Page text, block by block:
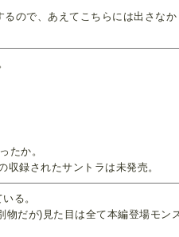
るので、あえてこちらには出さなか
たか。
録されたサントラは未発売。
る。
だが)見た目は全て本編登場モン